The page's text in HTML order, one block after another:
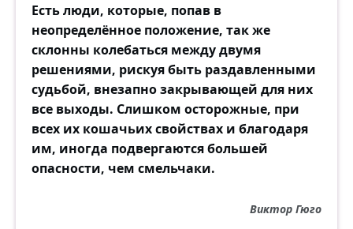
Есть люди, которые, попав в
неопределённое положение, так же
склонны колебаться между двумя
решениями, рискуя быть раздавленными
судьбой, внезапно закрывающей для них
все выходы. Слишком осторожные, при
всех их кошачьих свойствах и благодаря
им, иногда подвергаются большей
опасности, чем смельчаки.
Виктор Гюго